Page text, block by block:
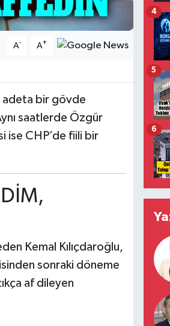
A- A+
adeta bir gövde
saatlerde Özgür
ise CHP’de fiili bir
Kemal Kılıçdaroğlu,
sonraki döneme
af dileyen
4
5
6